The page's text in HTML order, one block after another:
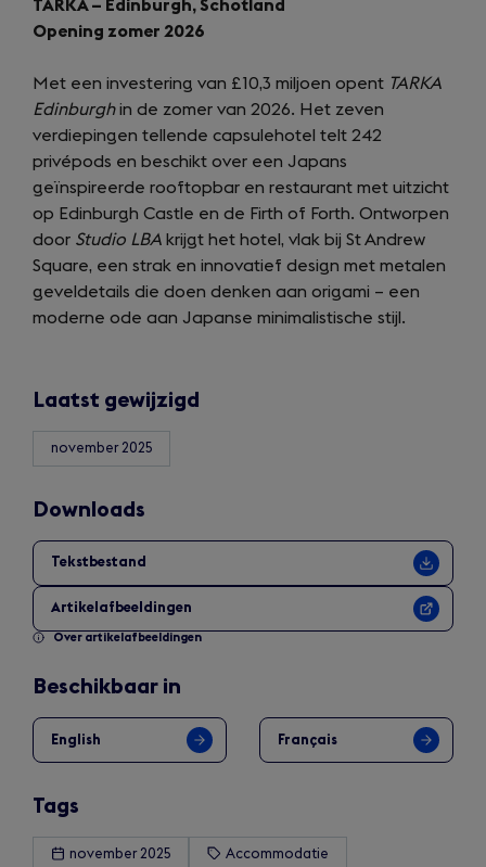
TARKA – Edinburgh, Schotland
Opening zomer 2026
Met een investering van £10,3 miljoen opent TARKA
Edinburghin de zomer van 2026. Het zeven
verdiepingen tellende capsulehotel telt 242
privépods en beschikt over een Japans
geïnspireerde rooftopbar en restaurant met uitzicht
op Edinburgh Castle en de Firth of Forth. Ontworpen
door Studio LBA krijgt het hotel, vlak bij St Andrew
Square, een strak en innovatief design met metalen
geveldetails die doen denken aan origami – een
moderne ode aan Japanse minimalistische stijl.
Laatst gewijzigd
november 2025
Downloads
Tekstbestand
Artikelafbeeldingen
Over artikelafbeeldingen
Beschikbaar in
English Français
Tags
november 2025 Accommodatie